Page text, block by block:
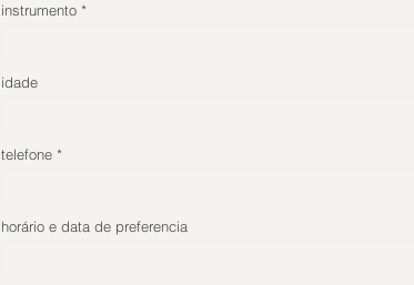
instrumento
idade
telefone
horário e data de preferencia